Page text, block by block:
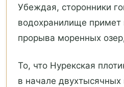
Убеждая, сторонники
водохранилище примет
прорыва моренных
То, что Нурекская
в начале